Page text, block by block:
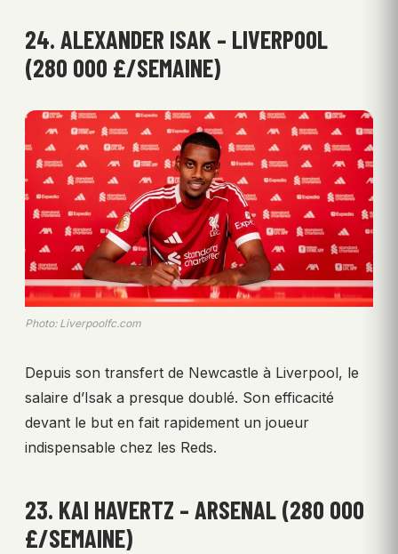
24. ALEXANDER ISAK – LIVERPOOL
(280 000 £/SEMAINE)
Photo: Liverpoolfc.com
Depuis son transfert de Newcastle à Liverpool, le
salaire d’Isak a presque doublé. Son efficacité
devant le but en fait rapidement un joueur
indispensable chez les Reds.
23. KAI HAVERTZ – ARSENAL (280 000
£/SEMAINE)